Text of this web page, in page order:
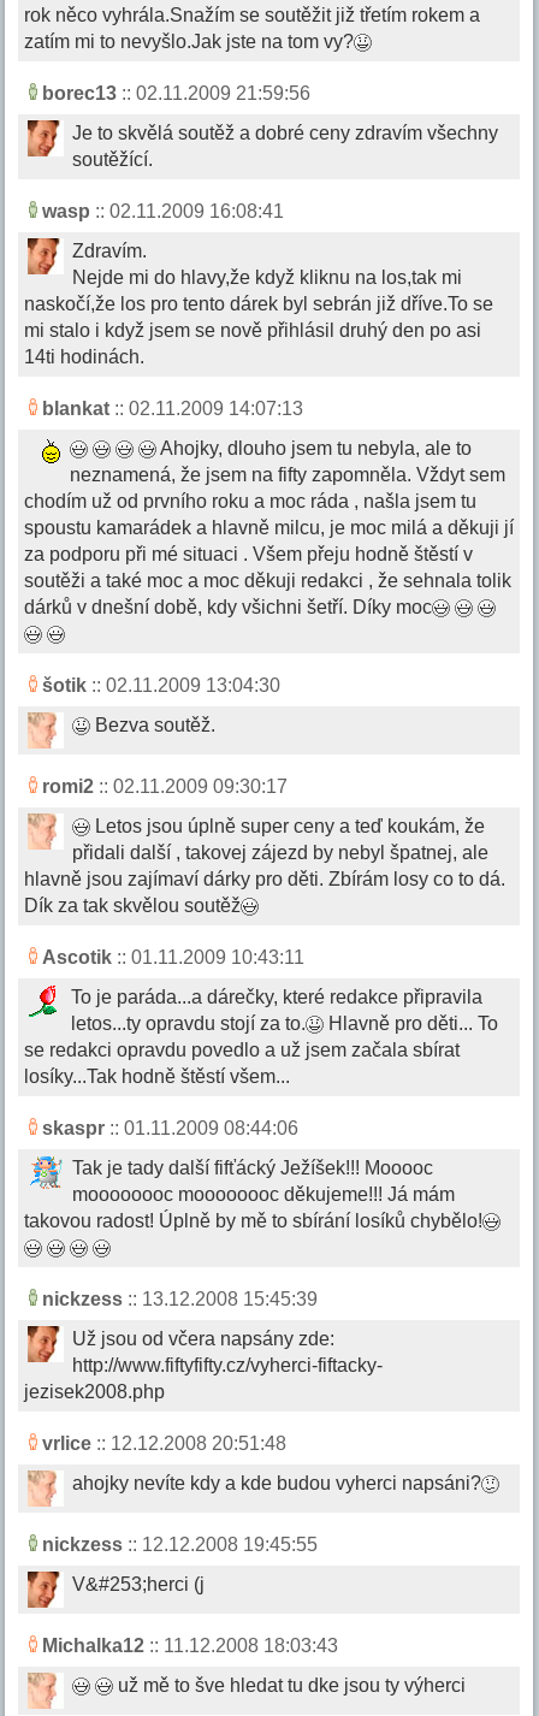
rok něco vyhrála.Snažím se soutěžit již třetím rokem a
zatím mi to nevyšlo.Jak jste na tom vy?
borec13 :: 02.11.2009 21:59:56
Je to skvělá soutěž a dobré ceny zdravím všechny
soutěžící.
wasp :: 02.11.2009 16:08:41
Zdravím.
Nejde mi do hlavy,že když kliknu na los,tak mi
naskočí,že los pro tento dárek byl sebrán již dříve.To se
mi stalo i když jsem se nově přihlásil druhý den po asi
14ti hodinách.
blankat :: 02.11.2009 14:07:13
Ahojky, dlouho jsem tu nebyla, ale to
neznamená, že jsem na fifty zapomněla. Vždyt sem
chodím už od prvního roku a moc ráda , našla jsem tu
spoustu kamarádek a hlavně milcu, je moc milá a děkuji jí
za podporu při mé situaci . Všem přeju hodně štěstí v
soutěži a také moc a moc děkuji redakci , že sehnala tolik
dárků v dnešní době, kdy všichni šetří. Díky moc
šotik :: 02.11.2009 13:04:30
Bezva soutěž.
romi2 :: 02.11.2009 09:30:17
Letos jsou úplně super ceny a teď koukám, že
přidali další , takovej zájezd by nebyl špatnej, ale
hlavně jsou zajímaví dárky pro děti. Zbírám losy co to dá.
Dík za tak skvělou soutěž
Ascotik :: 01.11.2009 10:43:11
To je paráda...a dárečky, které redakce připravila
letos...ty opravdu stojí za to.
Hlavně pro děti... To
se redakci opravdu povedlo a už jsem začala sbírat
losíky...Tak hodně štěstí všem...
skaspr :: 01.11.2009 08:44:06
Tak je tady další fifťácký Ježíšek!!! Mooooc
moooooooc moooooooc děkujeme!!! Já mám
takovou radost! Úplně by mě to sbírání losíků chybělo!
nickzess :: 13.12.2008 15:45:39
Už jsou od včera napsány zde:
http://www.fiftyfifty.cz/vyherci-fiftacky-
jezisek2008.php
vrlice :: 12.12.2008 20:51:48
ahojky nevíte kdy a kde budou vyherci napsáni?
nickzess :: 12.12.2008 19:45:55
V&#253;herci (j
Michalka12 :: 11.12.2008 18:03:43
už mě to šve hledat tu dke jsou ty výherci